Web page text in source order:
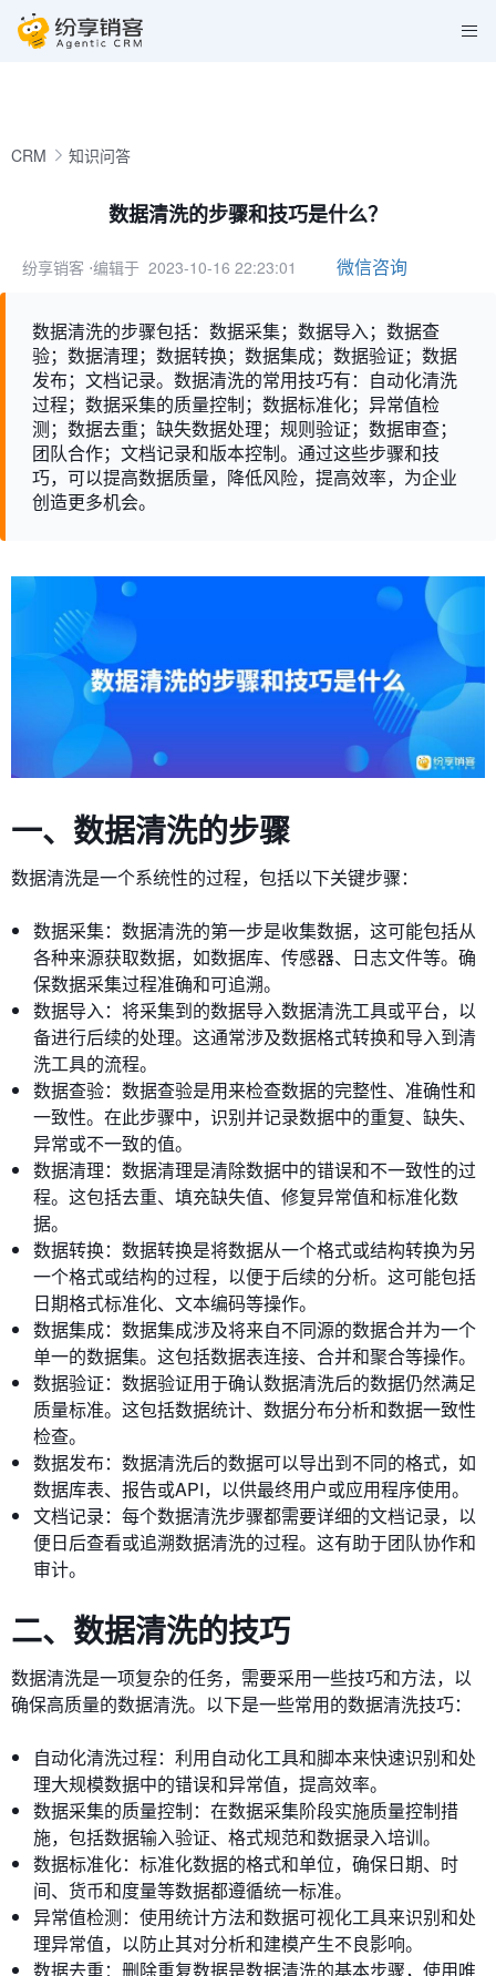
CRM 知识问答
数据清洗的步骤和技巧是什么？
纷享销客 ⋅编辑于 2023-10-16 22:23:01 微信咨询
数据清洗的步骤包括：数据采集；数据导入；数据查
验；数据清理；数据转换；数据集成；数据验证；数据
发布；文档记录。数据清洗的常用技巧有：自动化清洗
过程；数据采集的质量控制；数据标准化；异常值检
测；数据去重；缺失数据处理；规则验证；数据审查；
团队合作；文档记录和版本控制。通过这些步骤和技
巧，可以提高数据质量，降低风险，提高效率，为企业
创造更多机会。
一、数据清洗的步骤
数据清洗是一个系统性的过程，包括以下关键步骤：
数据采集：数据清洗的第一步是收集数据，这可能包括从
各种来源获取数据，如数据库、传感器、日志文件等。确
保数据采集过程准确和可追溯。
数据导入：将采集到的数据导入数据清洗工具或平台，以
备进行后续的处理。这通常涉及数据格式转换和导入到清
洗工具的流程。
数据查验：数据查验是用来检查数据的完整性、准确性和
一致性。在此步骤中，识别并记录数据中的重复、缺失、
异常或不一致的值。
数据清理：数据清理是清除数据中的错误和不一致性的过
程。这包括去重、填充缺失值、修复异常值和标准化数
据。
数据转换：数据转换是将数据从一个格式或结构转换为另
一个格式或结构的过程，以便于后续的分析。这可能包括
日期格式标准化、文本编码等操作。
数据集成：数据集成涉及将来自不同源的数据合并为一个
单一的数据集。这包括数据表连接、合并和聚合等操作。
数据验证：数据验证用于确认数据清洗后的数据仍然满足
质量标准。这包括数据统计、数据分布分析和数据一致性
检查。
数据发布：数据清洗后的数据可以导出到不同的格式，如
数据库表、报告或API，以供最终用户或应用程序使用。
文档记录：每个数据清洗步骤都需要详细的文档记录，以
便日后查看或追溯数据清洗的过程。这有助于团队协作和
审计。
二、数据清洗的技巧
数据清洗是一项复杂的任务，需要采用一些技巧和方法，以
确保高质量的数据清洗。以下是一些常用的数据清洗技巧：
自动化清洗过程：利用自动化工具和脚本来快速识别和处
理大规模数据中的错误和异常值，提高效率。
数据采集的质量控制：在数据采集阶段实施质量控制措
施，包括数据输入验证、格式规范和数据录入培训。
数据标准化：标准化数据的格式和单位，确保日期、时
间、货币和度量等数据都遵循统一标准。
异常值检测：使用统计方法和数据可视化工具来识别和处
理异常值，以防止其对分析和建模产生不良影响。
数据去重：删除重复数据是数据清洗的基本步骤，使用唯